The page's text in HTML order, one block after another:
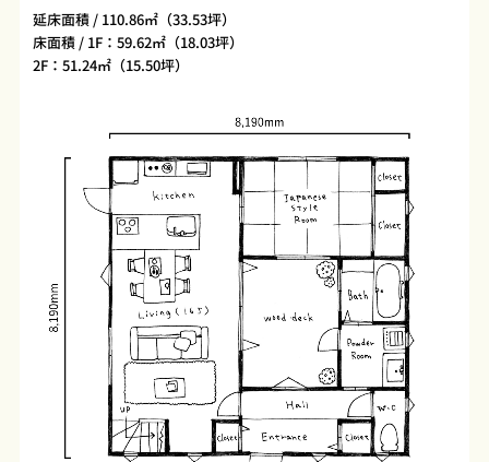
延床面積 / 110.86㎡（33.53坪）
床面積 / 1F：59.62㎡（18.03坪）
2F：51.24㎡（15.50坪）